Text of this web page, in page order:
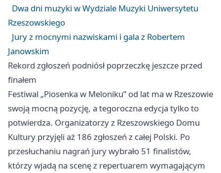
Dwa dni muzyki w Wydziale Muzyki Uniwersytetu
Rzeszowskiego
Jury z mocnymi nazwiskami i gala z Robertem
Janowskim
Rekord zgłoszeń podniósł poprzeczkę jeszcze przed
finałem
Festiwal „Piosenka w Meloniku” od lat ma w Rzeszowie
swoją mocną pozycję, a tegoroczna edycja tylko to
potwierdza. Organizatorzy z Rzeszowskiego Domu
Kultury przyjęli aż 186 zgłoszeń z całej Polski. Po
przesłuchaniu nagrań jury wybrało 51 finalistów,
którzy wjadą na scenę z repertuarem wymagającym